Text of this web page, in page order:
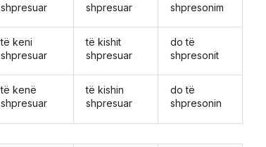
shpresuar
të keni
shpresuar
të kenë
shpresuar
shpresuar
të kishit
shpresuar
të kishin
shpresuar
shpresonim
do të
shpresonit
do të
shpresonin